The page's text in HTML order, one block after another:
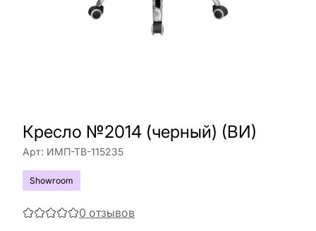
Кресло №2014 (черный) (ВИ)
Арт: ИМП-ТВ-115235
Showroom
0 отзывов